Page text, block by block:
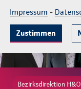
Impressum -
Zustimmen
Bezirksdirektion